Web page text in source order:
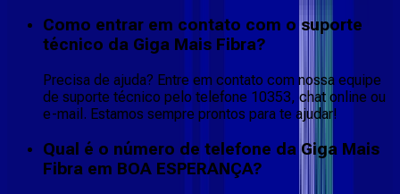
Como entrar em contato com o suporte
técnico da Giga Mais Fibra?
Precisa de ajuda? Entre em contato com nossa equipe
de suporte técnico pelo telefone 10353, chat online ou
e-mail. Estamos sempre prontos para te ajudar!
Qual é o número de telefone da Giga Mais
Fibra em BOA ESPERANÇA?